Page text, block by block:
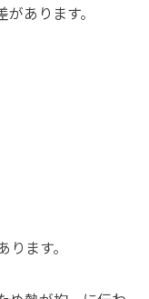
あります。
ます。